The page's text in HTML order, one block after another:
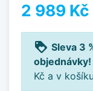
2 989 Kč
loyalty Sleva 3
objednávky!
Kč a v